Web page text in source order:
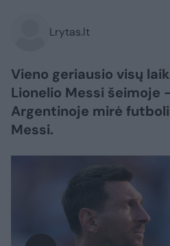
Lrytas.lt
Vieno geriausio visų
Lionelio Messi šeimoje
Argentinoje mirė
Messi.